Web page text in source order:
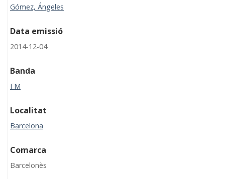
Gómez, Ángeles
Data emissió
2014-12-04
Banda
FM
Localitat
Barcelona
Comarca
Barcelonès